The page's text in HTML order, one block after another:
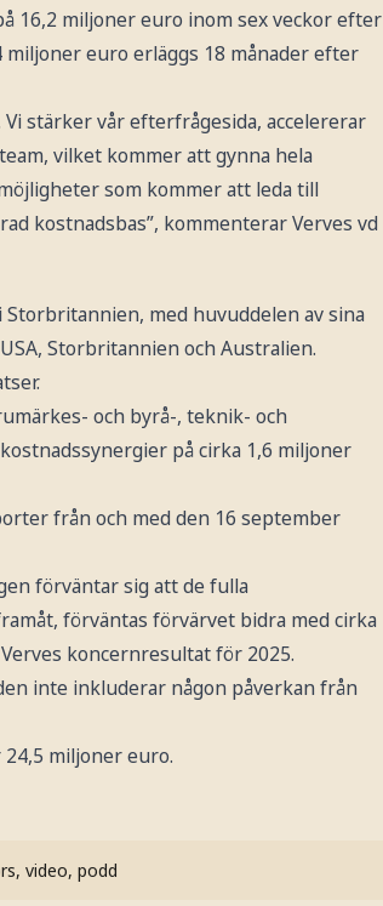
16,2 miljoner euro inom sex veckor efter
euro erläggs 18 månader efter
stärker vår efterfrågesida, accelererar
vilket kommer att gynna hela
som kommer att leda till
kostnadsbas”, kommenterar Verves vd
med huvuddelen av sina
Storbritannien och Australien.
och byrå-, teknik- och
på cirka 1,6 miljoner
från och med den 16 september
förväntar sig att de fulla
förväntas förvärvet bidra med cirka
koncernresultat för 2025.
inte inkluderar någon påverkan från
miljoner euro.
video, podd